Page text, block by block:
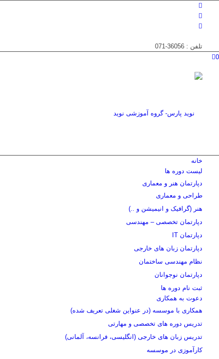
تلفن : 36056-071
0
خانه
لیست دوره ها
دپارتمان هنر و معماری
طراحی و معماری
هنر (گرافیک و انیمیشن و ..)
دپارتمان تخصصی – مهندسی
دپارتمان IT
دپارتمان زبان های خارجی
نظام مهندسی ساختمان
دپارتمان نوجوانان
ثبت نام دوره ها
دعوت به همکاری
همکاری با موسسه (در عنواین شغلی تعریف شده)
تدریس دوره های تخصصی و مهارتی
تدریس زبان های خارجی (انگلیسی، فرانسه، آلمانی)
کارآموزی در موسسه